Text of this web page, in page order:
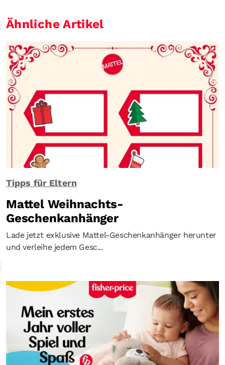
Ähnliche Artikel
Tipps für Eltern
Mattel Weihnachts-
Geschenkanhänger
Lade jetzt exklusive Mattel-Geschenkanhänger herunter
und verleihe jedem Gesc...